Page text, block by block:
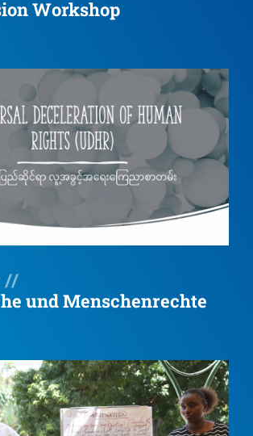
Workshop
//
und Menschenrechte